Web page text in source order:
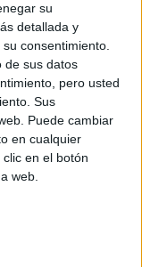
su
detallada y
consentimiento.
de sus datos
pero usted
Sus
Puede cambiar
en cualquier
en el botón
web.
| Aviso legal